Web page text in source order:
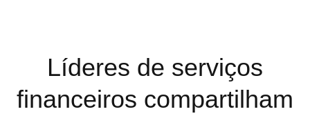
Líderes de serviços
financeiros compartilham